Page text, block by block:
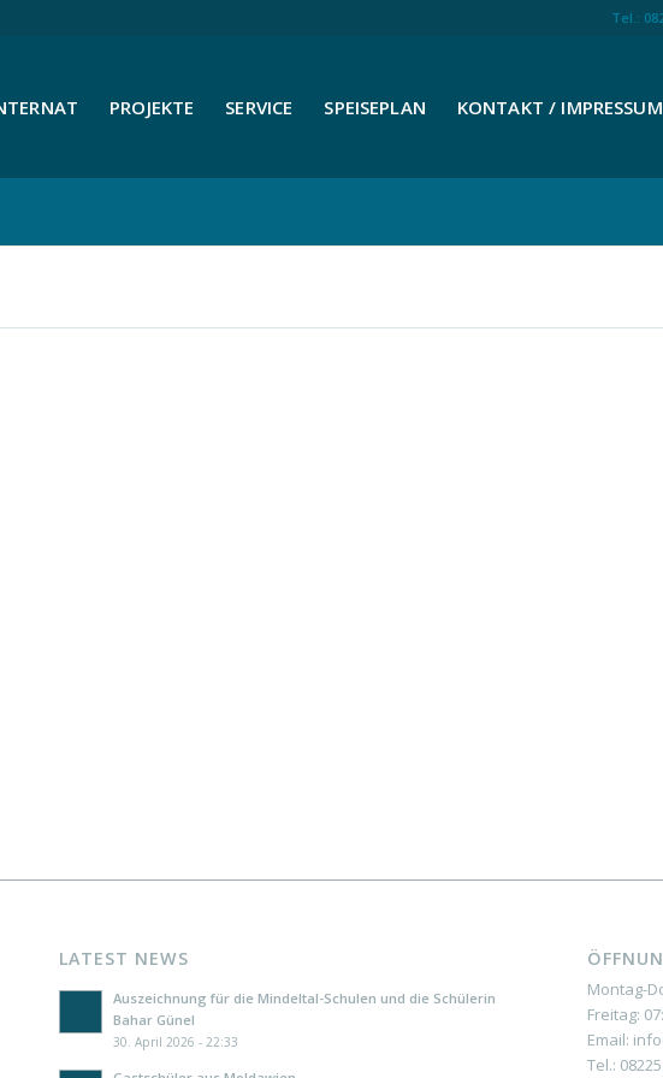
Tel.:
PROJEKTE SERVICE SPEISEPLAN KONTAKT / IMPRESSUM
LATEST NEWS
Auszeichnung für die Mindeltal-Schulen und die Schülerin
Bahar Günel
30. April 2026 - 22:33
Montag-
Freitag:
Email:
Tel.: